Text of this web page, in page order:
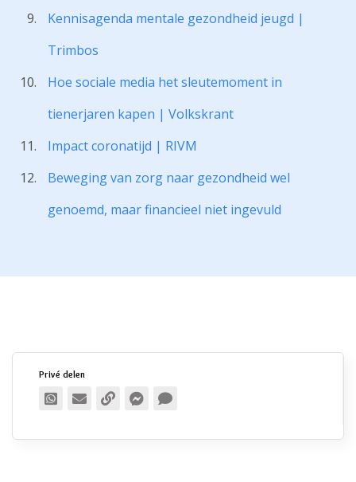
Kennisagenda mentale gezondheid jeugd |
Trimbos
Hoe sociale media het sleutemoment in
tienerjaren kapen | Volkskrant
Impact coronatijd | RIVM
Beweging van zorg naar gezondheid wel
genoemd, maar financieel niet ingevuld
Privé delen